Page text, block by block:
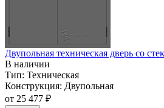
Двупольная техническая дверь со
В наличии
Тип: Техническая
Конструкция: Двупольная
от 25 477 ₽